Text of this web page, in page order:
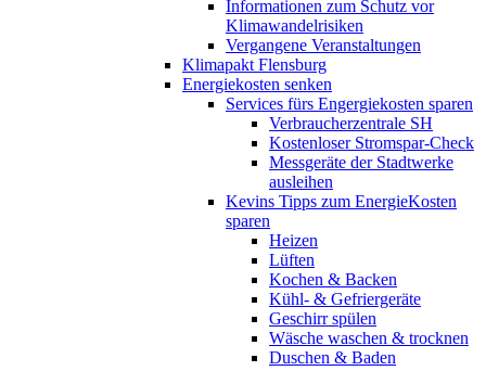
Informationen zum Schutz vor
Klimawandelrisiken
Vergangene Veranstaltungen
Klimapakt Flensburg
Energiekosten senken
Services fürs Engergiekosten sparen
Verbraucherzentrale SH
Kostenloser Stromspar-Check
Messgeräte der Stadtwerke
ausleihen
Kevins Tipps zum EnergieKosten
sparen
Heizen
Lüften
Kochen & Backen
Kühl- & Gefriergeräte
Geschirr spülen
Wäsche waschen & trocknen
Duschen & Baden